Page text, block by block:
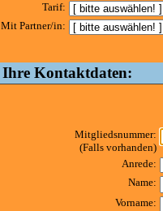
Tarif:
Mit Partner/in:
Ihre Kontaktdaten:
Mitgliedsnummer:
(Falls vorhanden)
Anrede:
Name:
Vorname: